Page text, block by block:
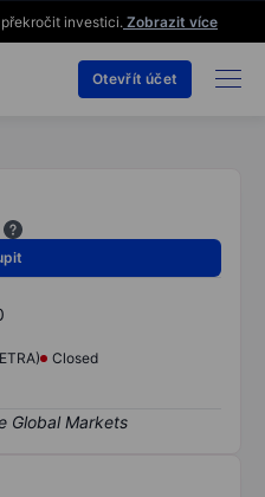
investici. Zobrazit více
Otevřít účet
Closed